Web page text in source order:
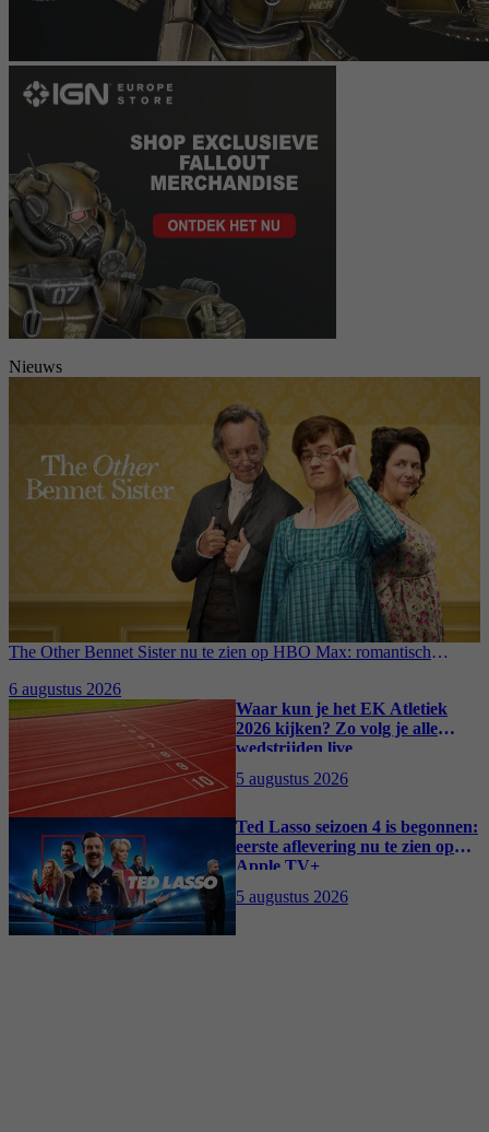
Nieuws
The Other Bennet Sister nu te zien op HBO Max: romantisch
6 augustus 2026
Waar kun je het EK Atletiek
2026 kijken? Zo volg je alle
wedstrijden live
5 augustus 2026
Ted Lasso seizoen 4 is begonnen:
eerste aflevering nu te zien op
Apple TV+
5 augustus 2026